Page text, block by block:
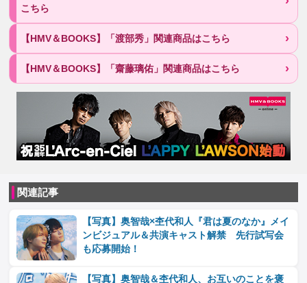
こちら
【HMV＆BOOKS】「渡部秀」関連商品はこちら
【HMV＆BOOKS】「齋藤璃佑」関連商品はこちら
関連記事
【写真】奥智哉×杢代和人『君は夏のなか』メイ
ンビジュアル＆共演キャスト解禁 先行試写会
も応募開始！
【写真】奥智哉＆杢代和人、お互いのことを褒